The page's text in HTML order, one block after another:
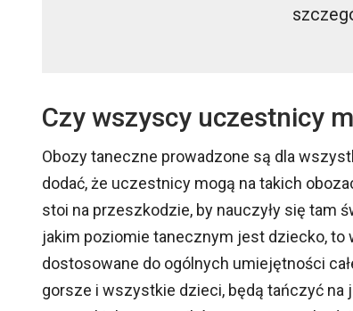
Czy wszyscy uczestnicy
Obozy taneczne prowadzone są dla
dodać, że uczestnicy mogą na takich
stoi na przeszkodzie, by nauczyły się tam
jakim poziomie tanecznym jest dziecko, to
dostosowane do ogólnych umiejętności
gorsze i wszystkie dzieci, będą tańczyć